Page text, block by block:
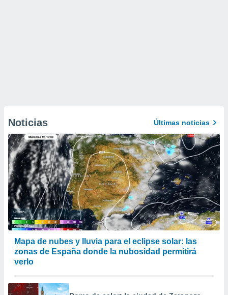
Noticias Últimas noticias
Mapa de nubes y lluvia para el eclipse solar: las
zonas de España donde la nubosidad permitirá
verlo